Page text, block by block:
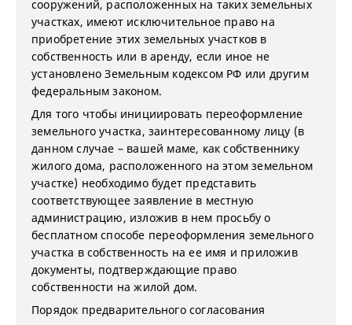
сооружений, расположенных на таких земельных
участках, имеют исключительное право на
приобретение этих земельных участков в
собственность или в аренду, если иное не
установлено Земельным кодексом РФ или другим
федеральным законом.
Для того чтобы инициировать переоформление
земельного участка, заинтересованному лицу (в
данном случае – вашей маме, как собственнику
жилого дома, расположенного на этом земельном
участке) необходимо будет представить
соответствующее заявление в местную
администрацию, изложив в нем просьбу о
бесплатном способе переоформления земельного
участка в собственность на ее имя и приложив
документы, подтверждающие право
собственности на жилой дом.
Порядок предварительного согласования